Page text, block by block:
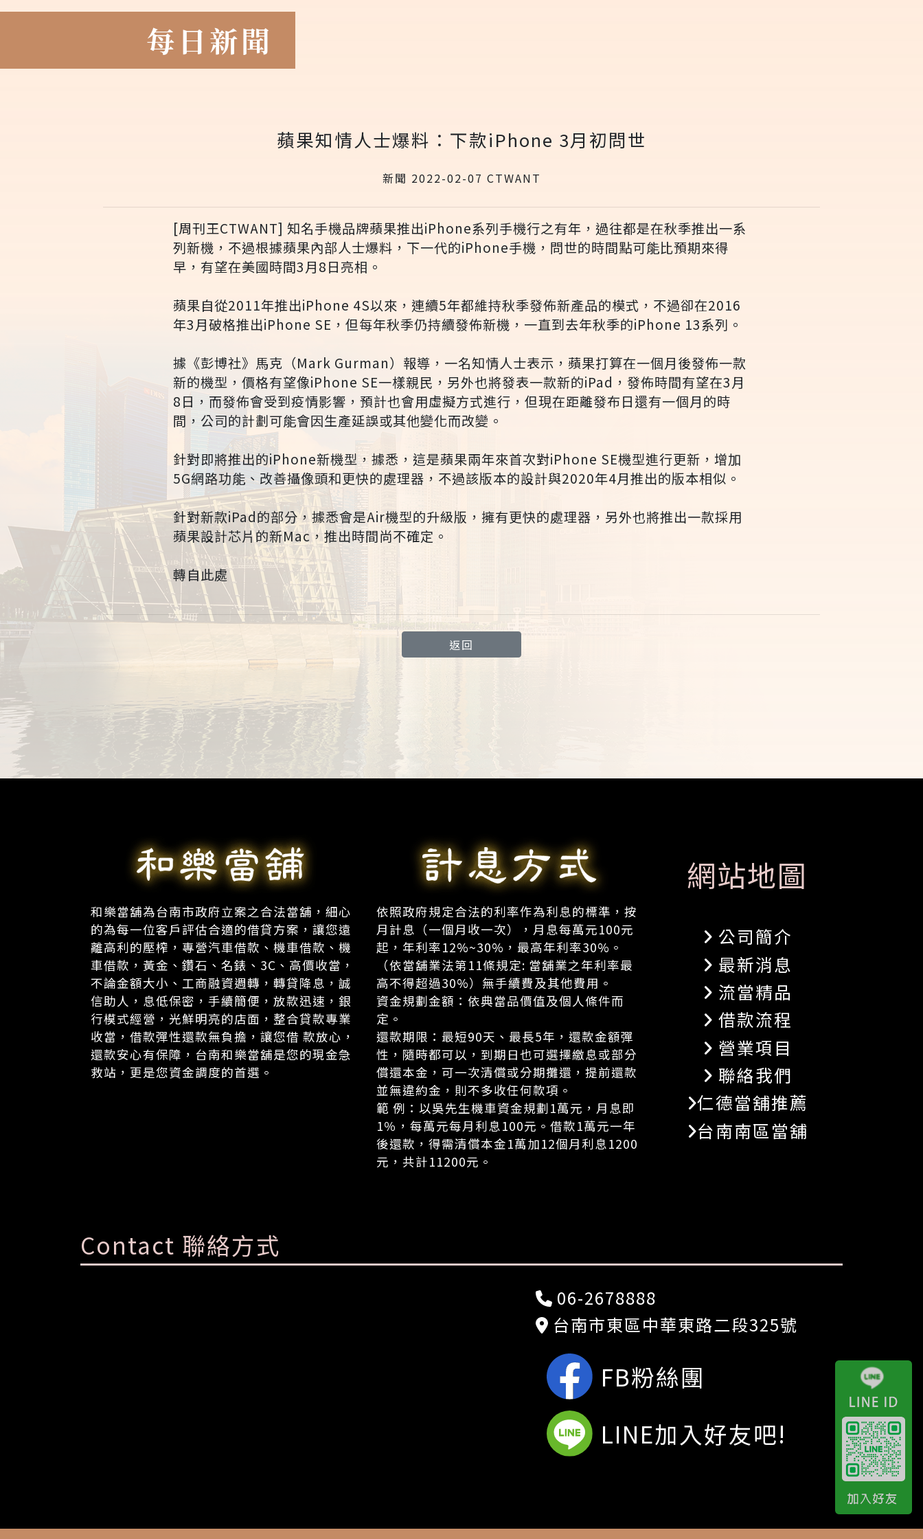
每日新聞
蘋果知情人士爆料：下款iPhone 3月初問世
新聞 2022-02-07 CTWANT
[周刊王CTWANT] 知名手機品牌蘋果推出iPhone系列手機行之有年，過往都是在秋季推出一系
列新機，不過根據蘋果內部人士爆料，下一代的iPhone手機，問世的時間點可能比預期來得
早，有望在美國時間3月8日亮相。
蘋果自從2011年推出iPhone 4S以來，連續5年都維持秋季發佈新產品的模式，不過卻在2016
年3月破格推出iPhone SE，但每年秋季仍持續發佈新機，一直到去年秋季的iPhone 13系列。
據《彭博社》馬克（Mark Gurman）報導，一名知情人士表示，蘋果打算在一個月後發佈一款
新的機型，價格有望像iPhone SE一樣親民，另外也將發表一款新的iPad，發佈時間有望在3月
8日，而發佈會受到疫情影響，預計也會用虛擬方式進行，但現在距離發布日還有一個月的時
間，公司的計劃可能會因生產延誤或其他變化而改變。
針對即將推出的iPhone新機型，據悉，這是蘋果兩年來首次對iPhone SE機型進行更新，增加
5G網路功能、改善攝像頭和更快的處理器，不過該版本的設計與2020年4月推出的版本相似。
針對新款iPad的部分，據悉會是Air機型的升級版，擁有更快的處理器，另外也將推出一款採用
蘋果設計芯片的新Mac，推出時間尚不確定。
轉自此處
返回
和樂當舖為台南市政府立案之合法當舖，細心
的為每一位客戶評估合適的借貸方案，讓您遠
離高利的壓榨，專營汽車借款、機車借款、機
車借款，黃金、鑽石、名錶、3C、高價收當，
不論金額大小、工商融資週轉，轉貸降息，誠
信助人，息低保密，手續簡便，放款迅速，銀
行模式經營，光鮮明亮的店面，整合貸款專業
收當，借款彈性還款無負擔，讓您借 款放心，
還款安心有保障，台南和樂當舖是您的現金急
救站，更是您資金調度的首選。
依照政府規定合法的利率作為利息的標準，按
月計息（一個月收一次），月息每萬元100元
起，年利率12%~30%，最高年利率30%。
（依當舖業法第11條規定: 當舖業之年利率最
高不得超過30%）無手續費及其他費用。
資金規劃金額：依典當品價值及個人條件而
定。
還款期限：最短90天、最長5年，還款金額彈
性，隨時都可以，到期日也可選擇繳息或部分
償還本金，可一次清償或分期攤還，提前還款
並無違約金，則不多收任何款項。
範 例：以吳先生機車資金規劃1萬元，月息即
1％，每萬元每月利息100元。借款1萬元一年
後還款，得需清償本金1萬加12個月利息1200
元，共計11200元。
網站地圖
公司簡介
最新消息
流當精品
借款流程
營業項目
聯絡我們
仁德當舖推薦
台南南區當舖
Contact 聯絡方式
06-2678888
台南市東區中華東路二段325號
FB粉絲團
LINE加入好友吧!